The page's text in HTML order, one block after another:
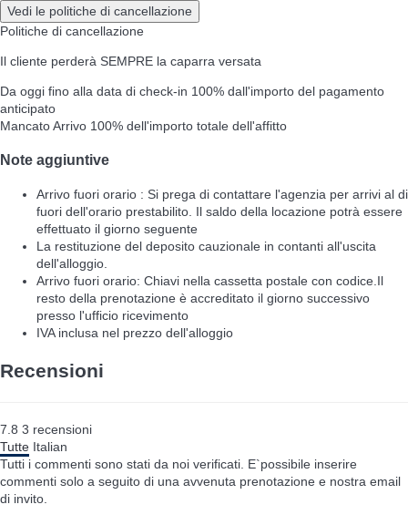
Vedi le politiche di cancellazione
Politiche di cancellazione
Il cliente perderà SEMPRE la caparra versata
Da oggi fino alla data di check-in 100% dall'importo del pagamento
anticipato
Mancato Arrivo 100% dell'importo totale dell'affitto
Note aggiuntive
Arrivo fuori orario : Si prega di contattare l'agenzia per arrivi al di
fuori dell'orario prestabilito. Il saldo della locazione potrà essere
effettuato il giorno seguente
La restituzione del deposito cauzionale in contanti all'uscita
dell'alloggio.
Arrivo fuori orario: Chiavi nella cassetta postale con codice.Il
resto della prenotazione è accreditato il giorno successivo
presso l'ufficio ricevimento
IVA inclusa nel prezzo dell'alloggio
Recensioni
7.8 3 recensioni
Tutte Italian
Tutti i commenti sono stati da noi verificati. E`possibile inserire
commenti solo a seguito di una avvenuta prenotazione e nostra email
di invito.